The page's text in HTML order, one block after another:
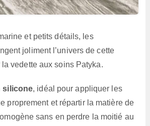
et petits détails, les
joliment l’univers de cette
vedette aux soins Patyka.
silicone, idéal pour appliquer les
proprement et répartir la matière de
sans en perdre la moitié au